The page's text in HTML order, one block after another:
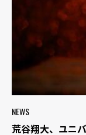
NEWS
荒谷翔大、ユニ